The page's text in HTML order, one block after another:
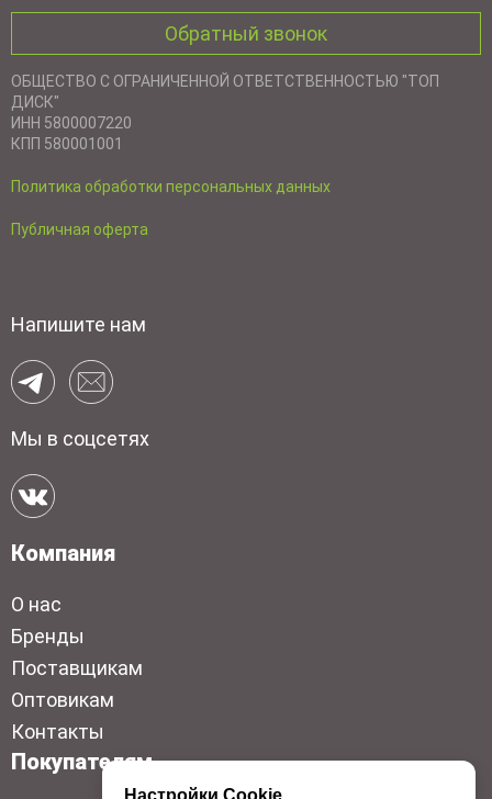
Обратный звонок
ОБЩЕСТВО С ОГРАНИЧЕННОЙ ОТВЕТСТВЕННОСТЬЮ "ТОП
ДИСК"
ИНН 5800007220
КПП 580001001
Политика обработки персональных данных
Публичная оферта
Напишите нам
Мы в соцсетях
Компания
О нас
Бренды
Поставщикам
Оптовикам
Контакты
Покупателям
Настройки Cookie